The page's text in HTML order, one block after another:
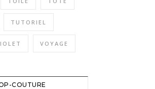
TUTORIEL
VOYAGE
COUTURE